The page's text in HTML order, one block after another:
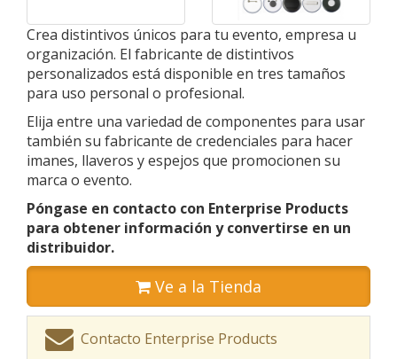
Crea distintivos únicos para tu evento, empresa u
organización. El fabricante de distintivos
personalizados está disponible en tres tamaños
para uso personal o profesional.
Elija entre una variedad de componentes para usar
también su fabricante de credenciales para hacer
imanes, llaveros y espejos que promocionen su
marca o evento.
Póngase en contacto con Enterprise Products
para obtener información y convertirse en un
distribuidor.
Ve a la Tienda
Contacto Enterprise Products